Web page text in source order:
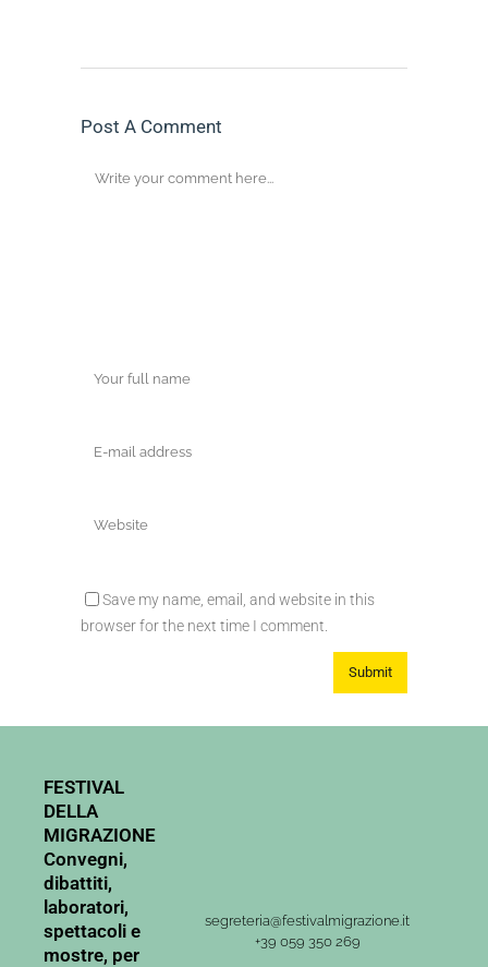
Post A Comment
Save my name, email, and website in this
browser for the next time I comment.
FESTIVAL
DELLA
MIGRAZIONE
Convegni,
dibattiti,
laboratori,
spettacoli e
mostre, per
segreteria@festivalmigrazione.it
+39 059 350 269